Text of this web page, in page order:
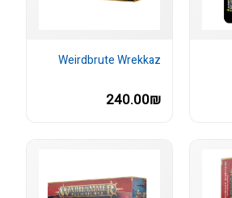
Weirdbrute Wrekkaz
240.00₪